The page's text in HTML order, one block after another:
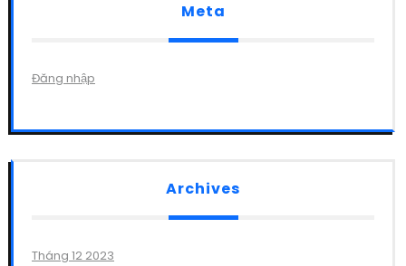
Meta
Đăng nhập
Archives
Tháng 12 2023